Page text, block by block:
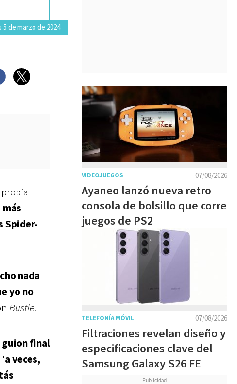
5 de marzo de 2024
Spider-
nada
yo no
Bustle.
guion final
a veces,
07/08/2026
VIDEOJUEGOS
Ayaneo lanzó nueva retro
consola de bolsillo que corre
juegos de PS2
07/08/2026
TELEFONÍA MÓVIL
Filtraciones revelan diseño y
especificaciones clave del
Samsung Galaxy S26 FE